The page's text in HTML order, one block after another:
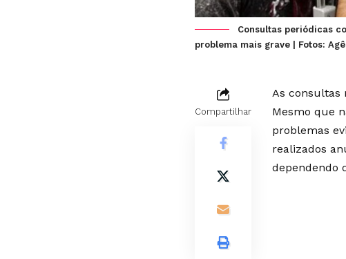
Consultas periódicas
problema mais grave | Fotos:
Compartilhar
As consultas
Mesmo que
problemas
realizados
dependendo